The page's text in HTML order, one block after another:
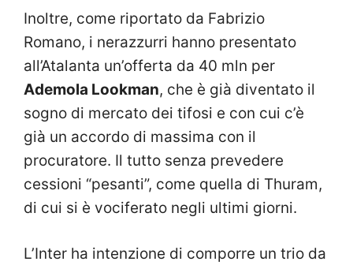
Inoltre, come riportato da Fabrizio
Romano, i nerazzurri hanno presentato
all’Atalanta un’offerta da 40 mln per
Ademola Lookman, che è già diventato il
sogno di mercato dei tifosi e con cui c’è
già un accordo di massima con il
procuratore. Il tutto senza prevedere
cessioni “pesanti”, come quella di Thuram,
di cui si è vociferato negli ultimi giorni.
L’Inter ha intenzione di comporre un trio da